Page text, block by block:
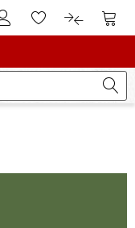
Al conto clienteAlla lista
Al Al